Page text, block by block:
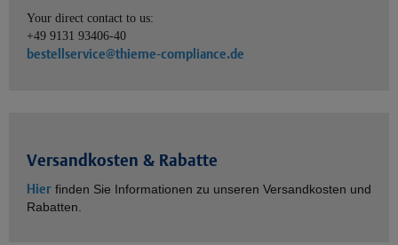
Your direct contact to us:
+49 9131 93406-40
bestellservice@thieme-compliance.de
Versandkosten & Rabatte
Hier finden Sie Informationen zu unseren Versandkosten und
Rabatten.